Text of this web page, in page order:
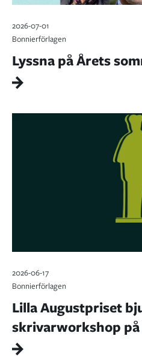
2026-07-01
Bonnierförlagen
Lyssna på Årets
2026-06-17
Bonnierförlagen
Lilla Augustpriset
skrivarworkshop på